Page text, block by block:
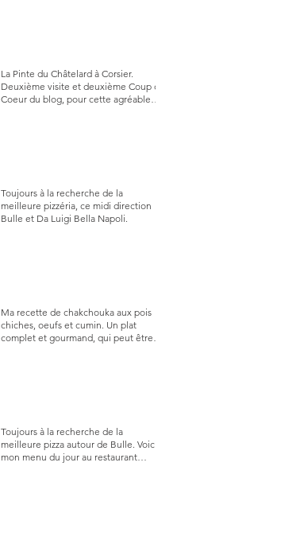
La Pinte du Châtelard à Corsier.
Deuxième visite et deuxième Coup de
Coeur du blog, pour cette agréable
Toujours à la recherche de la
meilleure pizzéria, ce midi direction
Bulle et Da Luigi Bella Napoli.
Ma recette de chakchouka aux pois
chiches, oeufs et cumin. Un plat
complet et gourmand, qui peut être
Toujours à la recherche de la
meilleure pizza autour de Bulle. Voici
mon menu du jour au restaurant